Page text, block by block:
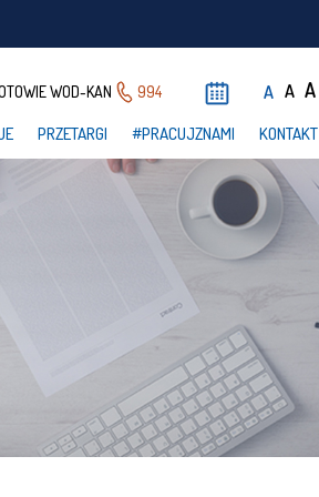
WOD-KAN 994 A A A
PRZETARGI #PRACUJZNAMI KONTAKT